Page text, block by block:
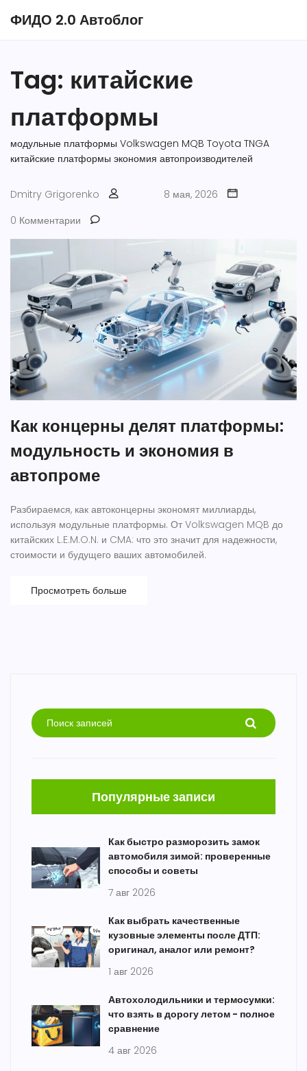
ФИДО 2.0 Автоблог
Tag: китайские
платформы
модульные платформы Volkswagen MQB Toyota TNGA
китайские платформы экономия автопроизводителей
Dmitry Grigorenko
8 мая, 2026
0 Комментарии
Как концерны делят платформы:
модульность и экономия в
автопроме
Разбираемся, как автоконцерны экономят миллиарды,
используя модульные платформы. От Volkswagen MQB до
китайских L.E.M.O.N. и CMA: что это значит для надежности,
стоимости и будущего ваших автомобилей.
Просмотреть больше
Популярные записи
Как быстро разморозить замок
автомобиля зимой: проверенные
способы и советы
7 авг 2026
Как выбрать качественные
кузовные элементы после ДТП:
оригинал, аналог или ремонт?
1 авг 2026
Автохолодильники и термосумки:
что взять в дорогу летом - полное
сравнение
4 авг 2026